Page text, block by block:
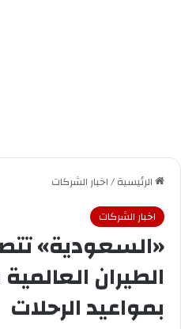
الرئيسية/اخبار الشركات
اخبار الشركات
«السعودية»
الطيران
بمواعيد الرحلات